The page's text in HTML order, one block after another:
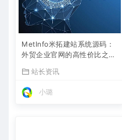
MetInfo米拓建站系统源码：
外贸企业官网的高性价比之
站长资讯
小璐